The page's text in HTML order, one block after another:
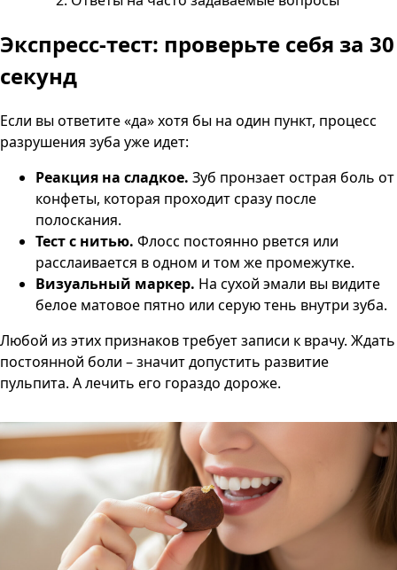
Экспресс-тест: проверьте себя за 30
секунд
Если вы ответите «да» хотя бы на один пункт, процесс
разрушения зуба уже идет:
Реакция на сладкое. Зуб пронзает острая боль от
конфеты, которая проходит сразу после
полоскания.
Тест с нитью. Флосс постоянно рвется или
расслаивается в одном и том же промежутке.
Визуальный маркер. На сухой эмали вы видите
белое матовое пятно или серую тень внутри зуба.
Любой из этих признаков требует записи к врачу. Ждать
постоянной боли – значит допустить развитие
пульпита. А лечить его гораздо дороже.